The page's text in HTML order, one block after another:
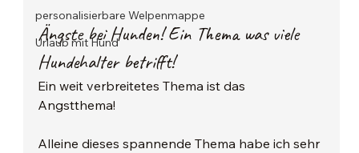
personalisierbare Welpenmappe
Urlaub mit Hund
Ängste bei Hunden! Ein Thema was viele
Hundehalter betrifft!
Ein weit verbreitetes Thema ist das
Angstthema!
Alleine dieses spannende Thema habe ich sehr